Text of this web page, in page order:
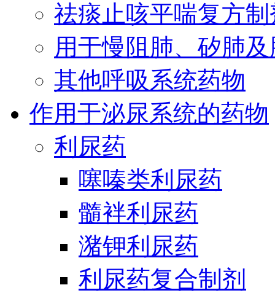
祛痰止咳平喘复方制
用于慢阻肺、矽肺
其他呼吸系统药物
作用于泌尿系统的药物
利尿药
噻嗪类利尿药
髓袢利尿药
潴钾利尿药
利尿药复合制剂